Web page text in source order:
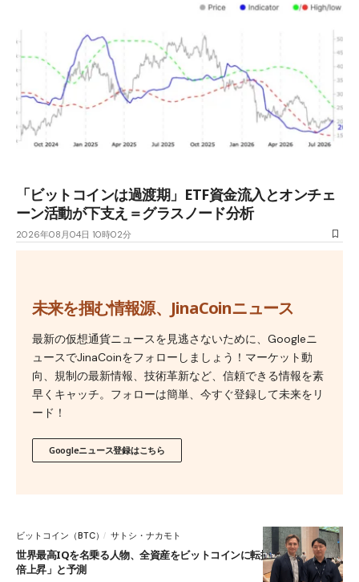
「ビットコインは過渡期」ETF資金流入とオンチェ
ーン活動が下支え＝グラスノード分析
2026年08月04日 10時02分
未来を掴む情報源、JinaCoinニュース
最新の仮想通貨ニュースを見逃さないために、Googleニ
ュースでJinaCoinをフォローしましょう！マーケット動
向、規制の最新情報、技術革新など、信頼できる情報を素
早くキャッチ。フォローは簡単、今すぐ登録して未来をリ
ード！
Googleニュース登録はこちら
ビットコイン（BTC） サトシ・ナカモト
世界最高IQを名乗る人物、全資産をビットコインに転換──「10年で100
倍上昇」と予測